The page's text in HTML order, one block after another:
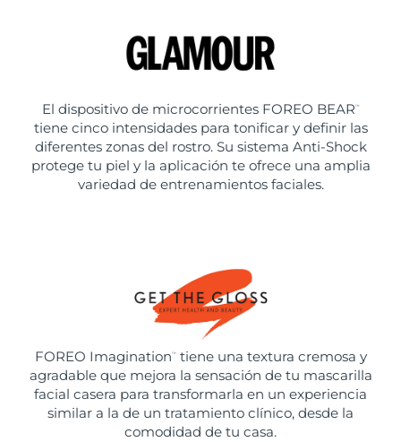
El dispositivo de microcorrientes FOREO BEAR ™
tiene cinco intensidades para tonificar y definir las
diferentes zonas del rostro. Su sistema Anti-Shock
protege tu piel y la aplicación te ofrece una amplia
variedad de entrenamientos faciales.
FOREO Imagination ™
tiene una textura cremosa y
agradable que mejora la sensación de tu mascarilla
facial casera para transformarla en un experiencia
similar a la de un tratamiento clínico, desde la
comodidad de tu casa.